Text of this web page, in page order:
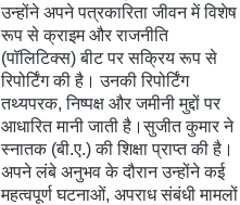
उन्होंने अपने पत्रकारिता जीवन में विशेष
रूप से क्राइम और राजनीति
(पॉलिटिक्स) बीट पर सक्रिय रूप से
रिपोर्टिंग की है। उनकी रिपोर्टिंग
तथ्यपरक, निष्पक्ष और जमीनी मुद्दों पर
आधारित मानी जाती है।सुजीत कुमार ने
स्नातक (बी.ए.) की शिक्षा प्राप्त की है।
अपने लंबे अनुभव के दौरान उन्होंने कई
महत्वपूर्ण घटनाओं, अपराध संबंधी मामलों